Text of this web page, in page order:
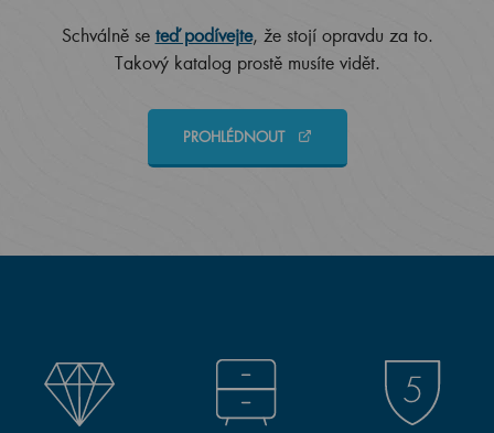
Schválně se teď podívejte, že stojí opravdu za to.
Takový katalog prostě musíte vidět.
PROHLÉDNOUT